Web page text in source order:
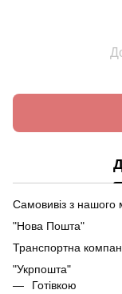
Самовивіз з нашого
"Нова Пошта"
Транспортна
"Укрпошта"
Готівкою